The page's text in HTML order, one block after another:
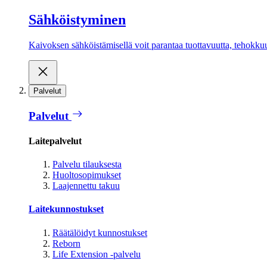
Sähköistyminen
Kaivoksen sähköistämisellä voit parantaa tuottavuutta,
Palvelut
Palvelut
Laitepalvelut
Palvelu tilauksesta
Huoltosopimukset
Laajennettu takuu
Laitekunnostukset
Räätälöidyt kunnostukset
Reborn
Life Extension -palvelu